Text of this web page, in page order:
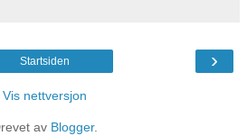
›
Startsiden
Vis nettversjon
av Blogger.